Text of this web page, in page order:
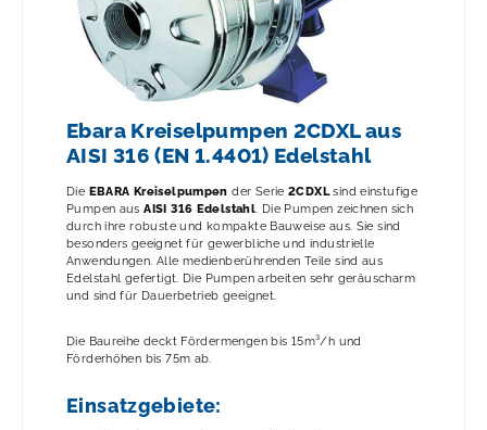
Ebara Kreiselpumpen 2CDXL aus
AISI 316 (EN 1.4401) Edelstahl
Die EBARA Kreiselpumpen der Serie 2CDXLsind einstufige
Pumpen ausAISI 316 Edelstahl. Die Pumpen zeichnen sich
durch ihre robuste und kompakte Bauweise aus. Sie sind
besonders geeignet für gewerbliche und industrielle
Anwendungen. Alle medienberührenden Teile sind aus
Edelstahl gefertigt. Die Pumpen arbeiten sehr geräuscharm
und sind für Dauerbetrieb geeignet.
Die Baureihe deckt Fördermengen bis 15m³/h und
Förderhöhen bis 75m ab.
Einsatzgebiete: